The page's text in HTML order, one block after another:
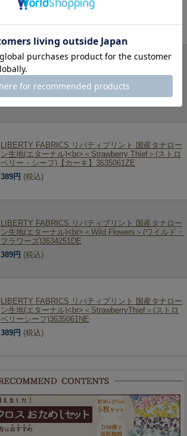
ベリースィーフ)3635061JE
LIBERTY FABRICS リバティプリント 国産タナロー
ン生地(エターナル)<br>＜StrawberryThief＞(ストロ
ベリースィーフ)3635061YE
389円 (税込)
LIBERTY FABRICS リバティプリント 国産タナロー
ン生地(エターナル)<br>＜Strawberry Thief＞(ストロ
ベリー・シーフ)【カーキ】3635061ZE
389円 (税込)
LIBERTY FABRICS リバティプリント 国産タナロー
ン生地(エターナル)<br>＜Wild Flowers＞(ワイルド・
フラワーズ)3634251DE
389円 (税込)
LIBERTY FABRICS リバティプリント 国産タナロー
ン生地(エターナル)<br>＜StrawberryThief＞(ストロ
ベリーシーフ)3635061NE
389円 (税込)